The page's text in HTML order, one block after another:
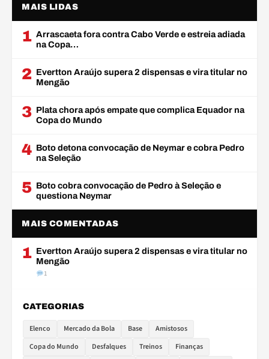
MAIS LIDAS
1 Arrascaeta fora contra Cabo Verde e estreia adiada
na Copa…
2 Evertton Araújo supera 2 dispensas e vira titular no
Mengão
3 Plata chora após empate que complica Equador na
Copa do Mundo
4 Boto detona convocação de Neymar e cobra Pedro
na Seleção
5 Boto cobra convocação de Pedro à Seleção e
questiona Neymar
MAIS COMENTADAS
1 Evertton Araújo supera 2 dispensas e vira titular no
Mengão
1
CATEGORIAS
Elenco Mercado da Bola Base
Amistosos
Copa do Mundo
Desfalques Treinos
Finanças